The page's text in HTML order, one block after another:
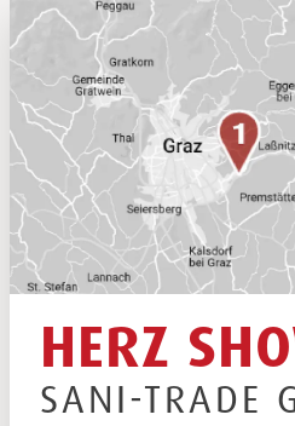
HERZ
SANI-TRADE